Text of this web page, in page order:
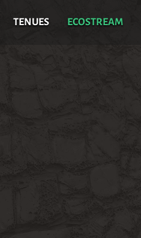
TENUES ECOSTREAM